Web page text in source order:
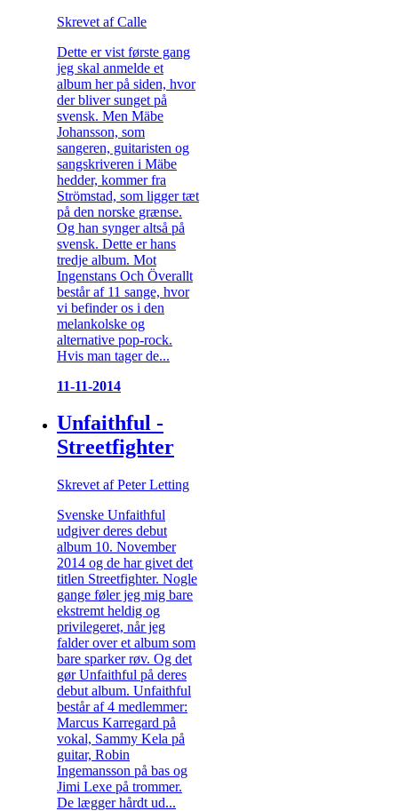
Skrevet af Calle
Dette er vist første gang
jeg skal anmelde et
album her på siden, hvor
der bliver sunget på
svensk. Men Mäbe
Johansson, som
sangeren, guitaristen og
sangskriveren i Mäbe
hedder, kommer fra
Strömstad, som ligger tæt
på den norske grænse.
Og han synger altså på
svensk. Dette er hans
tredje album. Mot
Ingenstans Och Överallt
består af 11 sange, hvor
vi befinder os i den
melankolske og
alternative pop-rock.
Hvis man tager de...
11-11-2014
Unfaithful -
Streetfighter
Skrevet af Peter Letting
Svenske Unfaithful
udgiver deres debut
album 10. November
2014 og de har givet det
titlen Streetfighter. Nogle
gange føler jeg mig bare
ekstremt heldig og
privilegeret, når jeg
falder over et album som
bare sparker røv. Og det
gør Unfaithful på deres
debut album. Unfaithful
består af 4 medlemmer:
Marcus Karregard på
vokal, Sammy Kela på
guitar, Robin
Ingemansson på bas og
Jimi Lexe på trommer.
De lægger hårdt ud...